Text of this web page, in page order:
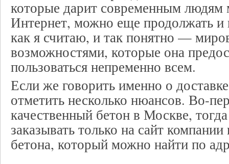
которые дарит современным людям
Интернет, можно еще продолжать и
как я считаю, и так понятно —
возможностями, которые она
пользоваться непременно всем.
Если же говорить именно о
отметить несколько нюансов. Во-
качественный бетон в Москве,
заказывать только на сайт
бетона, который можно найти по